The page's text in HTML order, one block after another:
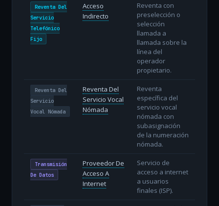
Reventa Del
Servicio
Telefónico
Fijo
Acceso
Indirecto
Reventa con
preselección o
selección
llamada a
llamada sobre la
línea del
operador
propietario.
Reventa Del
Servicio
Vocal Nómada
Reventa Del
Servicio Vocal
Nómada
Reventa
específica del
servicio vocal
nómada con
subasignación
de la numeración
nómada.
Transmisión
De Datos
Proveedor De
Acceso A
Internet
Servicio de
acceso a internet
a usuarios
finales (ISP).